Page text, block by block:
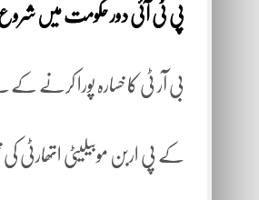
پی ٹی آئی دور حکومت میں شروع
بی آر ٹی کا خسارہ پورا کرنے
کے پی اربن موبیلیٹی اتھارٹی